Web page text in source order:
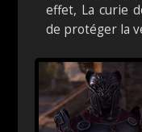
effet, La curie
de protéger la